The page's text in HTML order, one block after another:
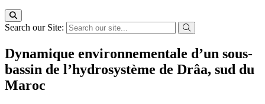
Search our Site:
Dynamique environnementale d’un sous-
bassin de l’hydrosystème de Drâa, sud du
Maroc